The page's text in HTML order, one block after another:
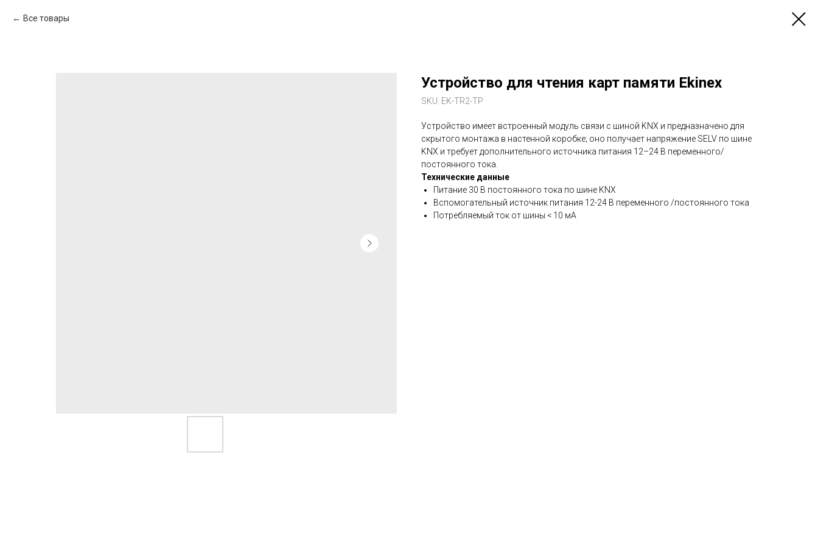
Все товары
Устройство для чтения карт памяти Ekinex
SKU: EK-TR2-TP
Устройство имеет встроенный модуль связи с шиной KNX и предназначено для
скрытого монтажа в настенной коробке; оно получает напряжение SELV по шине
KNX и требует дополнительного источника питания 12–24 В переменного/
постоянного тока.
Технические данные
Питание 30 В постоянного тока по шине KNX
Вспомогательный источник питания 12-24 В переменного /постоянного тока
Потребляемый ток от шины < 10 мА